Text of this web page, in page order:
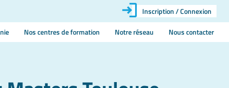
Inscription / Connexion
Nos centres de formation Notre réseau Nous contacter